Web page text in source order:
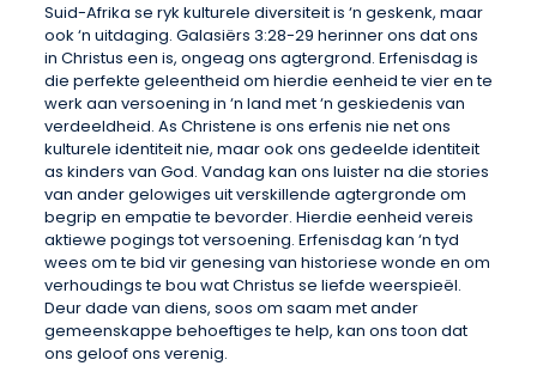
Suid-Afrika se ryk kulturele diversiteit is ‘n geskenk, maar
ook ‘n uitdaging. Galasiërs 3:28-29 herinner ons dat ons
in Christus een is, ongeag ons agtergrond. Erfenisdag is
die perfekte geleentheid om hierdie eenheid te vier en te
werk aan versoening in ‘n land met ‘n geskiedenis van
verdeeldheid. As Christene is ons erfenis nie net ons
kulturele identiteit nie, maar ook ons gedeelde identiteit
as kinders van God. Vandag kan ons luister na die stories
van ander gelowiges uit verskillende agtergronde om
begrip en empatie te bevorder. Hierdie eenheid vereis
aktiewe pogings tot versoening. Erfenisdag kan ‘n tyd
wees om te bid vir genesing van historiese wonde en om
verhoudings te bou wat Christus se liefde weerspieël.
Deur dade van diens, soos om saam met ander
gemeenskappe behoeftiges te help, kan ons toon dat
ons geloof ons verenig.